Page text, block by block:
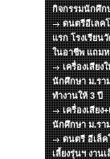
กิจกรรมนักศึก
ดนตรีอีเลค
แรก โรงเรียน
ในอาชีพ แถมห
เครื่องเสีย
นักศึกษา ม.รา
ทำงานให้ 3 ปี
เครื่องเสีย
นักศึกษา ม.รา
ดนตรี อีเล็ค
เลี้ยงรุ่นฯ งาน